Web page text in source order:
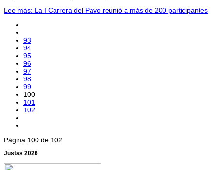
Lee más: La I Carrera del Pavo reunió a más de 200 participantes
93
94
95
96
97
98
99
100
101
102
Página 100 de 102
Justas 2026